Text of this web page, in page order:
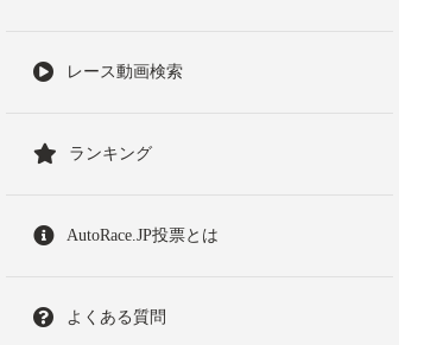
レース動画検索
ランキング
AutoRace.JP投票とは
よくある質問